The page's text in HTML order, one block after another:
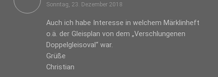
Sonntag, 23. Dezember 2018
Auch ich habe Interesse in welchem Märklinheft
o.ä. der Gleisplan von dem „Verschlungenen
Doppelgleisoval“ war.
Grüße
Christian